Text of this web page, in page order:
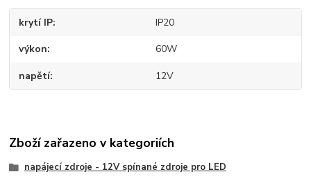
krytí IP IP20
výkon 60W
napětí 12V
Zboží zařazeno v kategoriích
napájecí zdroje - 12V spínané zdroje pro LED